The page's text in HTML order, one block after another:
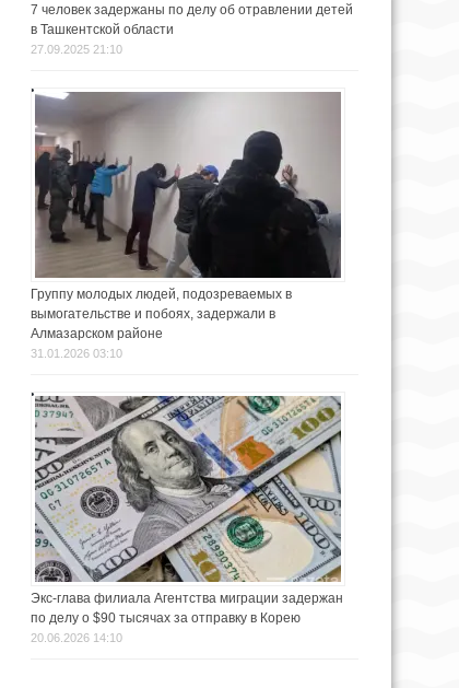
7 человек задержаны по делу об отравлении детей
в Ташкентской области
27.09.2025 21:10
Группу молодых людей, подозреваемых в
вымогательстве и побоях, задержали в
Алмазарском районе
31.01.2026 03:10
Экс-глава филиала Агентства миграции задержан
по делу о $90 тысячах за отправку в Корею
20.06.2026 14:10